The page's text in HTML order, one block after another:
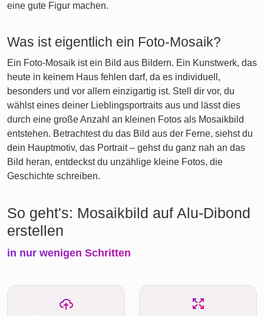
eine gute Figur machen.
Was ist eigentlich ein Foto-Mosaik?
Ein Foto-Mosaik ist ein Bild aus Bildern. Ein Kunstwerk, das
heute in keinem Haus fehlen darf, da es individuell,
besonders und vor allem einzigartig ist. Stell dir vor, du
wählst eines deiner Lieblingsportraits aus und lässt dies
durch eine große Anzahl an kleinen Fotos als Mosaikbild
entstehen. Betrachtest du das Bild aus der Ferne, siehst du
dein Hauptmotiv, das Portrait – gehst du ganz nah an das
Bild heran, entdeckst du unzählige kleine Fotos, die
Geschichte schreiben.
So geht's: Mosaikbild auf Alu-Dibond
erstellen
in nur wenigen Schritten